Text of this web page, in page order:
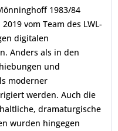
1983/84
vom Team des LWL-
digitalen
Anders als in den
und
moderner
werden. Auch die
dramaturgische
wurden hingegen